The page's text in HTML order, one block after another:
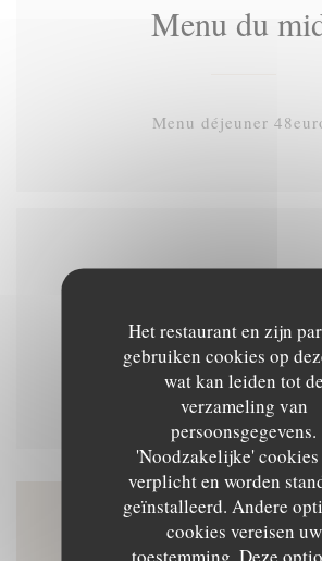
Het restaurant en zijn
gebruiken cookies op
wat kan leiden tot de
verzameling van
persoonsgegevens.
'Noodzakelijke'
verplicht en worden
geïnstalleerd. Andere
cookies vereisen uw
toestemming. Deze
Menu du
Menu déjeuner
Menu du
Menu dégustation 78
Plattegrond en